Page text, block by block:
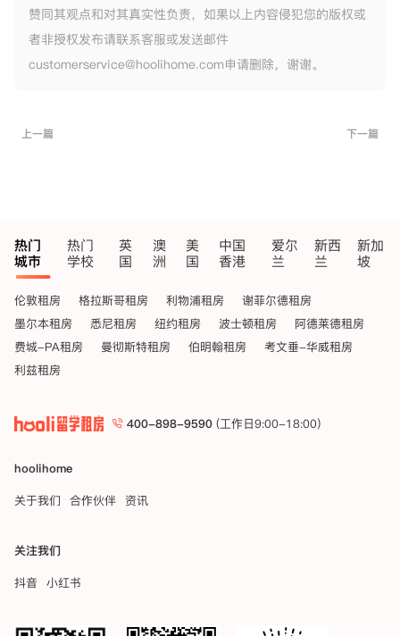
赞同其观点和对其真实性负责，如果以上内容侵犯您的版权或
者非授权发布请联系客服或发送邮件
customerservice@hoolihome.com申请删除，谢谢。
上一篇 下一篇
热门
城市
热门
学校
英
国
澳
洲
美
国
中国
香港
爱尔
兰
新西
兰
新加
坡
伦敦租房 格拉斯哥租房 利物浦租房
谢菲尔德租房
墨尔本租房
悉尼租房 纽约租房 波士顿租房
阿德莱德租房
费城-PA租房
曼彻斯特租房 伯明翰租房
考文垂-华威租房
利兹租房
400-898-9590 (工作日9:00-18:00)
hoolihome
关于我们
合作伙伴 资讯
关注我们
抖音
小红书